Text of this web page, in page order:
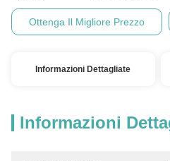
Ottenga Il Migliore Prezzo
Informazioni Dettagliate
Informazioni